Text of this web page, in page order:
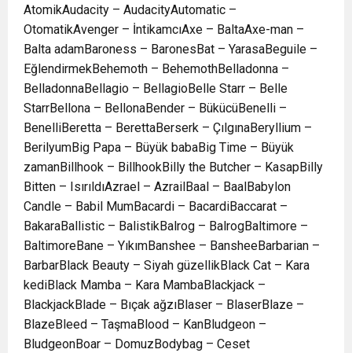
AtomikAudacity – AudacityAutomatic –
OtomatikAvenger – İntikamcıAxe – BaltaAxe-man –
Balta adamBaroness – BaronesBat – YarasaBeguile –
EğlendirmekBehemoth – BehemothBelladonna –
BelladonnaBellagio – BellagioBelle Starr – Belle
StarrBellona – BellonaBender – BükücüBenelli –
BenelliBeretta – BerettaBerserk – ÇılgınaBeryllium –
BerilyumBig Papa – Büyük babaBig Time – Büyük
zamanBillhook – BillhookBilly the Butcher – KasapBilly
Bitten – IsırıldıAzrael – AzrailBaal – BaalBabylon
Candle – Babil MumBacardi – BacardiBaccarat –
BakaraBallistic – BalistikBalrog – BalrogBaltimore –
BaltimoreBane – YıkımBanshee – BansheeBarbarian –
BarbarBlack Beauty – Siyah güzellikBlack Cat – Kara
kediBlack Mamba – Kara MambaBlackjack –
BlackjackBlade – Bıçak ağzıBlaser – BlaserBlaze –
BlazeBleed – TaşmaBlood – KanBludgeon –
BludgeonBoar – DomuzBodybag – Ceset